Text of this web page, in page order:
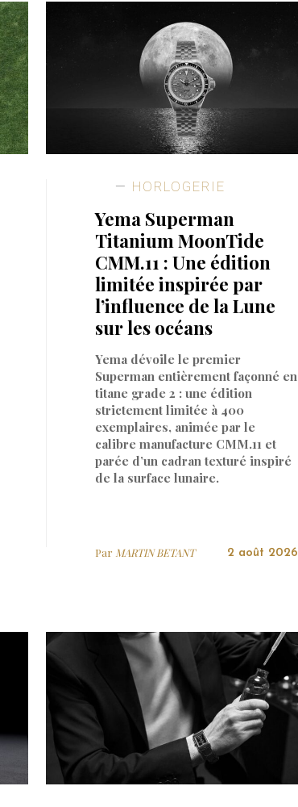
HORLOGERIE
Yema Superman
Titanium MoonTide
CMM.11 : Une édition
limitée inspirée par
l’influence de la Lune
sur les océans
Yema dévoile le premier
Superman entièrement façonné en
titane grade 2 : une édition
strictement limitée à 400
exemplaires, animée par le
calibre manufacture CMM.11 et
parée d’un cadran texturé inspiré
de la surface lunaire.
Par MARTIN BETANT 2 août 2026